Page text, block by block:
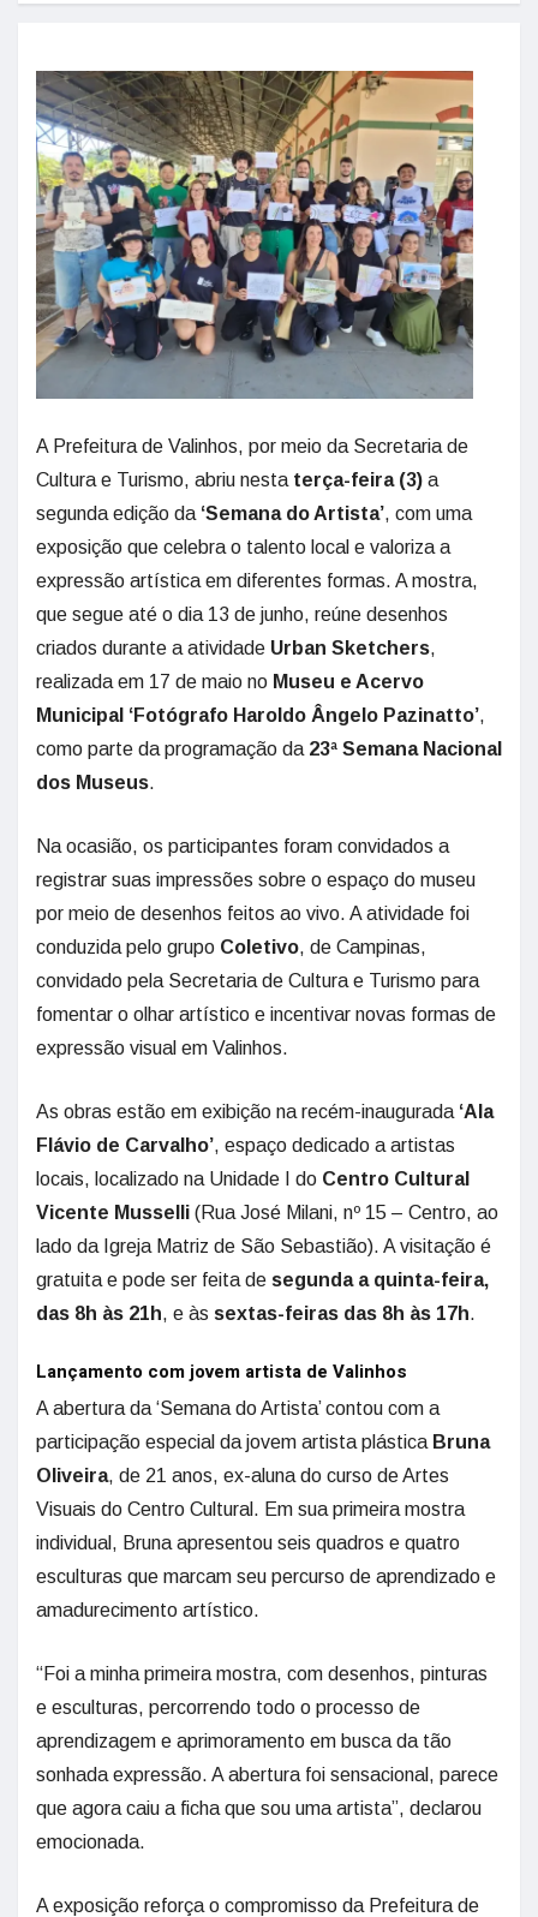
A Prefeitura de Valinhos, por meio da Secretaria de
Cultura e Turismo, abriu nesta terça-feira (3) a
segunda edição da ‘Semana do Artista’, com uma
exposição que celebra o talento local e valoriza a
expressão artística em diferentes formas. A mostra,
que segue até o dia 13 de junho, reúne desenhos
criados durante a atividade Urban Sketchers,
realizada em 17 de maio no Museu e Acervo
Municipal ‘Fotógrafo Haroldo Ângelo Pazinatto’,
como parte da programação da 23ª Semana Nacional
dos Museus.
Na ocasião, os participantes foram convidados a
registrar suas impressões sobre o espaço do museu
por meio de desenhos feitos ao vivo. A atividade foi
conduzida pelo grupo Coletivo, de Campinas,
convidado pela Secretaria de Cultura e Turismo para
fomentar o olhar artístico e incentivar novas formas de
expressão visual em Valinhos.
As obras estão em exibição na recém-inaugurada ‘Ala
Flávio de Carvalho’, espaço dedicado a artistas
locais, localizado na Unidade I do Centro Cultural
Vicente Musselli (Rua José Milani, nº 15 – Centro, ao
lado da Igreja Matriz de São Sebastião). A visitação é
gratuita e pode ser feita de segunda a quinta-feira,
das 8h às 21h, e às sextas-feiras das 8h às 17h.
Lançamento com jovem artista de Valinhos
A abertura da ‘Semana do Artista’ contou com a
participação especial da jovem artista plástica Bruna
Oliveira, de 21 anos, ex-aluna do curso de Artes
Visuais do Centro Cultural. Em sua primeira mostra
individual, Bruna apresentou seis quadros e quatro
esculturas que marcam seu percurso de aprendizado e
amadurecimento artístico.
“Foi a minha primeira mostra, com desenhos, pinturas
e esculturas, percorrendo todo o processo de
aprendizagem e aprimoramento em busca da tão
sonhada expressão. A abertura foi sensacional, parece
que agora caiu a ficha que sou uma artista”, declarou
emocionada.
A exposição reforça o compromisso da Prefeitura de